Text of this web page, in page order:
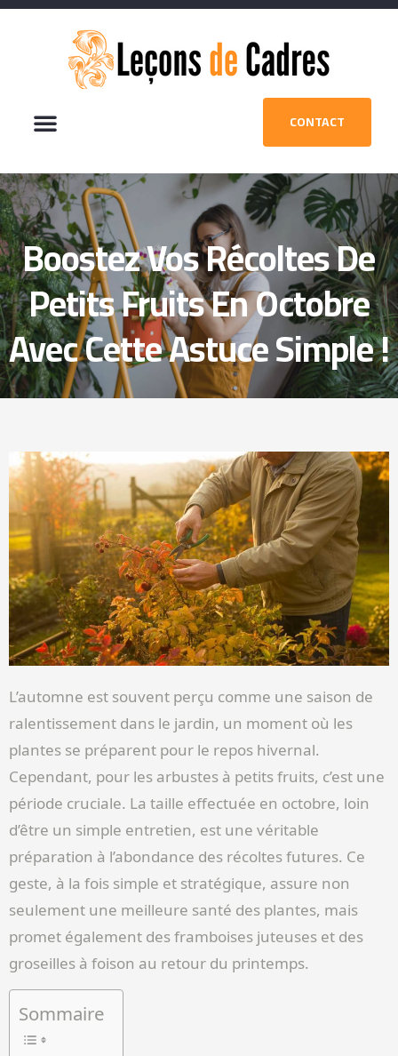
CONTACT
Boostez Vos Récoltes De
Petits Fruits En Octobre
Avec Cette Astuce Simple !
L’automne est souvent perçu comme une saison de
ralentissement dans le jardin, un moment où les
plantes se préparent pour le repos hivernal.
Cependant, pour les arbustes à petits fruits, c’est une
période cruciale. La taille effectuée en octobre, loin
d’être un simple entretien, est une véritable
préparation à l’abondance des récoltes futures. Ce
geste, à la fois simple et stratégique, assure non
seulement une meilleure santé des plantes, mais
promet également des framboises juteuses et des
groseilles à foison au retour du printemps.
Sommaire